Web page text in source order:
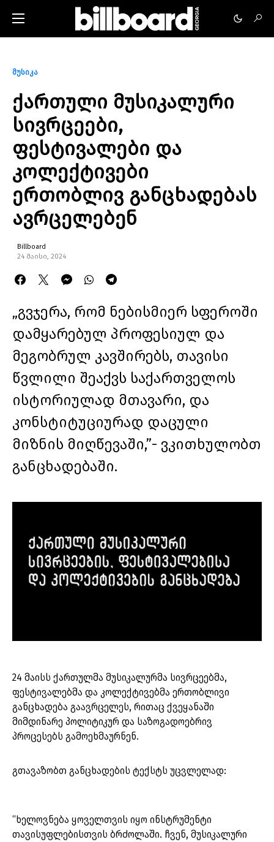
მუსიკა
ქართული მუსიკალური
სივრცეები,
ფესტივალები და
კოლექტივები
ერთობლივ განცხადებას
ავრცელებენ
Billboard
24 მაისი, 2024
„გვჯერა, რომ ნებისმიერ სფეროში
დამყარებულ პროფესიულ და
მეგობრულ კავშირებს, თავისი
წვლილი შეაქვს საქართველოს
ისტორიულად მთავარი, და
კონსტიტუციურად დაცული
მიზნის მიღწევაში,”- ვკითხულობთ
განცხადებაში.
24 მაისს ქართულმა მუსიკალურმა სივრცეებმა,
ფესტივალებმა და კოლექტივებმა ერთობლივი
განცხადება გაავრცელეს, რითაც ქვეყანაში
მიმდინარე პოლიტიკურ და საზოგადოებრივ
პროცესებს გამოეხმაურნენ.
გთავაზობთ განცხადების ტექსტს უცვლელად:
“ხელოვნება ყოველთვის იყო ინსტრუმენტი
თავისუფლებისთვის ბრძოლაში. ჩვენ, მუსიკალური